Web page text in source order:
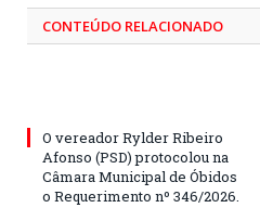
CONTEÚDO RELACIONADO
O vereador Rylder Ribeiro
Afonso (PSD) protocolou na
Câmara Municipal de Óbidos
o Requerimento nº 346/2026.